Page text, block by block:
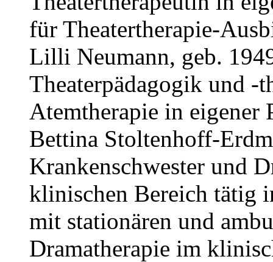
für Theatertherapie-
Lilli Neumann, geb.
Theaterpädagogik und -
Atemtherapie in eigener
Bettina Stoltenhoff-
Krankenschwester und
klinischen Bereich tätig
mit stationären und
Dramatherapie im